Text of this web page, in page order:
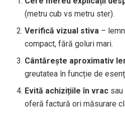
(metru cub vs metru ster).
Verifică vizual stiva –
compact, fără goluri mari.
Cântărește aproximativ
greutatea în funcție de
Evită achizițiile în vrac
oferă factură ori măsurare